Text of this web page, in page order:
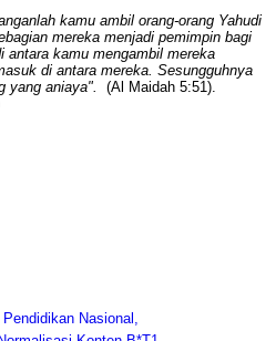
kamu ambil orang-orang Yahudi
mereka menjadi pemimpin bagi
antara kamu mengambil mereka
di antara mereka. Sesungguhnya
yang aniaya".
(Al Maidah 5:51).
Nasional,